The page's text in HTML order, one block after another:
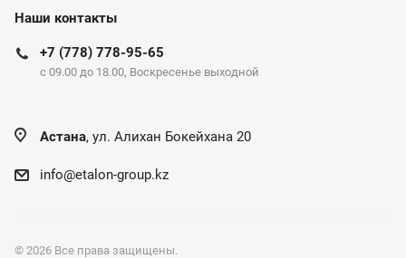
Наши контакты
+7 (778) 778-95-65
c 09.00 до 18.00, Воскресенье выходной
Астана, ул. Алихан Бокейхана 20
info@etalon-group.kz
© 2026 Все права защищены.